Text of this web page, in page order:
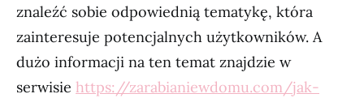
znaleźć sobie odpowiednią tematykę, która
zainteresuje potencjalnych użytkowników. A
dużo informacji na ten temat znajdzie w
serwisie https://zarabianiewdomu.com/jak-